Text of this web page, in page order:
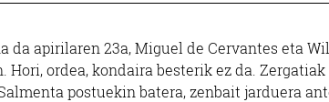
da apirilaren 23a, Miguel de Cervantes eta
Hori, ordea, kondaira besterik ez da.
postuekin batera, zenbait jarduera